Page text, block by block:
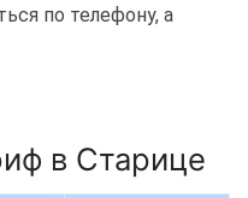
по телефону, а
в Старице